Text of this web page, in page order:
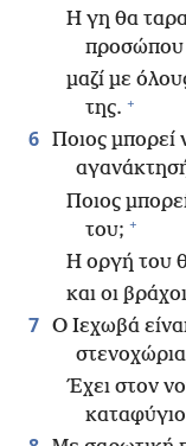
Η γη θα
προσώπου
μαζί με
της. +
6 Ποιος μπορεί
Ποιος
του; +
Η οργή του
και οι
7 Ο Ιεχωβά
Έχει στον